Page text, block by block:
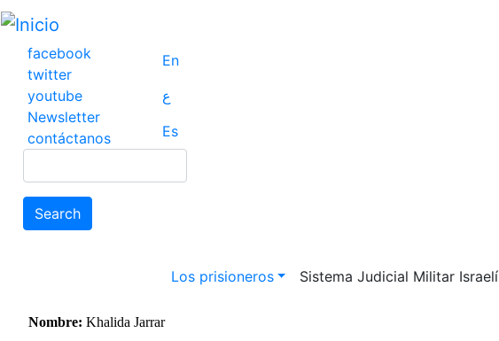
Pasar
contenido
principal
facebook
twitter
youtube
Newsletter
contáctanos
En
ع
Es
Search
Main navigation
Los prisioneros Sistema Judicial Militar Israelí
Nombre:Khalida Jarrar